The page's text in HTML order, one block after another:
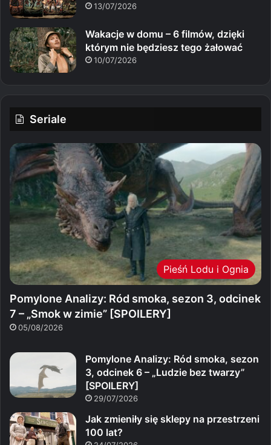
13/07/2026
Wakacje w domu – 6 filmów, dzięki
którym nie będziesz tego żałować
10/07/2026
Seriale
Pieśń Lodu i Ognia
Pomylone Analizy: Ród smoka, sezon 3, odcinek
7 – „Smok w zimie” [SPOILERY]
05/08/2026
Pomylone Analizy: Ród smoka, sezon
3, odcinek 6 – „Ludzie bez twarzy”
[SPOILERY]
29/07/2026
Jak zmieniły się sklepy na przestrzeni
100 lat?